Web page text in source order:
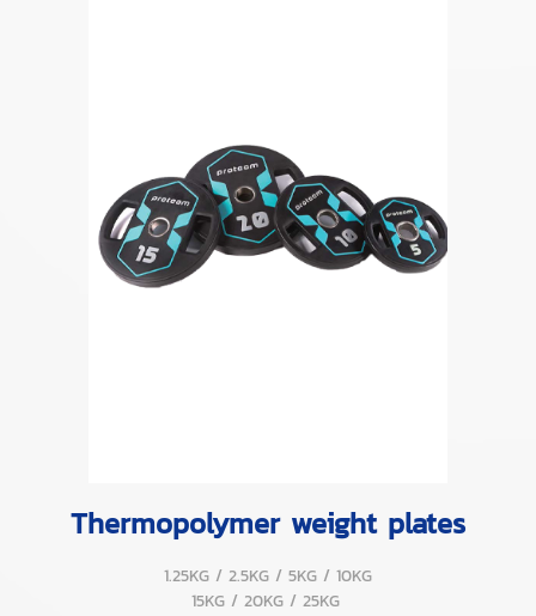
Thermopolymer weight plates
1.25KG / 2.5KG / 5KG / 10KG
15KG / 20KG / 25KG